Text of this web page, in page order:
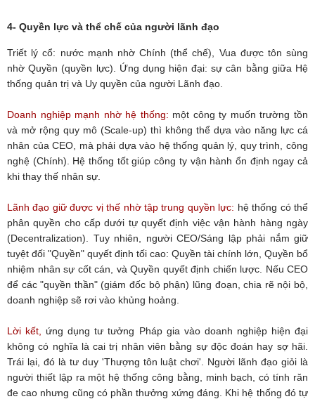
4- Quyền lực và thể chế của người lãnh đạo
Triết lý cổ: nước mạnh nhờ Chính (thể chế), Vua được tôn sùng
nhờ Quyền (quyền lực). Ứng dụng hiện đại: sự cân bằng giữa Hệ
thống quản trị và Uy quyền của người Lãnh đạo.
Doanh nghiệp mạnh nhờ hệ thống: một công ty muốn trường tồn
và mở rộng quy mô (Scale-up) thì không thể dựa vào năng lực cá
nhân của CEO, mà phải dựa vào hệ thống quản lý, quy trình, công
nghệ (Chính). Hệ thống tốt giúp công ty vận hành ổn định ngay cả
khi thay thế nhân sự.
Lãnh đạo giữ được vị thế nhờ tập trung quyền lực: hệ thống có thể
phân quyền cho cấp dưới tự quyết định việc vận hành hàng ngày
(Decentralization). Tuy nhiên, người CEO/Sáng lập phải nắm giữ
tuyệt đối "Quyền" quyết định tối cao: Quyền tài chính lớn, Quyền bổ
nhiệm nhân sự cốt cán, và Quyền quyết định chiến lược. Nếu CEO
để các "quyền thần" (giám đốc bộ phận) lũng đoạn, chia rẽ nội bộ,
doanh nghiệp sẽ rơi vào khủng hoảng.
Lời kết, ứng dụng tư tưởng Pháp gia vào doanh nghiệp hiện đại
không có nghĩa là cai trị nhân viên bằng sự độc đoán hay sợ hãi.
Trái lại, đó là tư duy 'Thượng tôn luật chơi'. Người lãnh đạo giỏi là
người thiết lập ra một hệ thống công bằng, minh bạch, có tính răn
đe cao nhưng cũng có phần thưởng xứng đáng. Khi hệ thống đó tự